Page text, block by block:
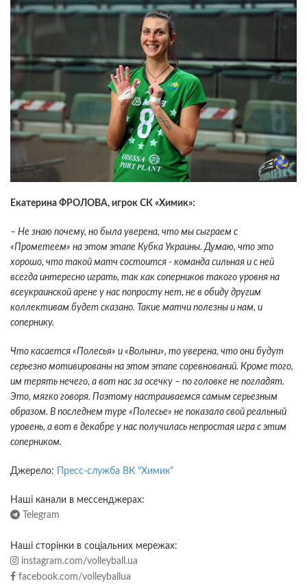
Екатерина ФРОЛОВА, игрок СК «Химик»:
– Не знаю почему, но была уверена, что мы сыграем с
«Прометеем» на этом этапе Кубка Украины. Думаю, что это
хорошо, что такой матч состоится - команда сильная и с ней
всегда интересно играть, так как соперников такого уровня на
всеукраинской арене у нас попросту нет, не в обиду другим
коллективам будет сказано. Такие матчи полезны и нам, и
сопернику.
Что касается «Полесья» и «Волыни», то уверена, что они будут
серьезно мотивированы на этом этапе соревнований. Кроме того,
им терять нечего, а вот нас за осечку – по головке не погладят.
Это, мягко говоря. Поэтому настраиваемся самым серьезным
образом. В последнем туре «Полесье» не показало свой реальный
уровень, а вот в декабре у нас получилась непростая игра с этим
соперником.
Джерело: Пресс-служба ВК "Химик"
Наші канали в мессенджерах:
Telegram
Наші сторінки в соціальних мережах:
instagram.com/volleyball.ua
facebook.com/volleyballua